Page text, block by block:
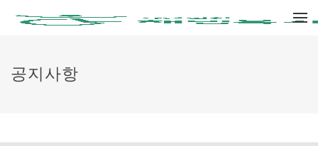
공지사항